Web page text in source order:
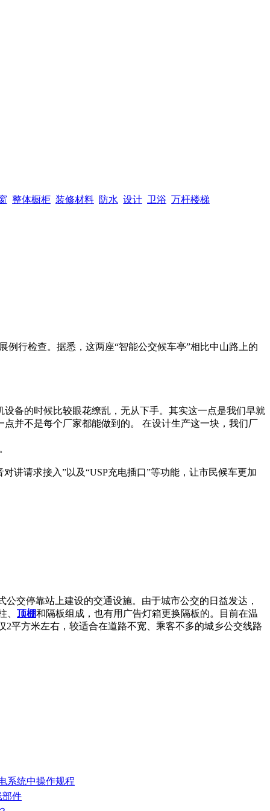
整体橱柜 装修材料 防水 设计 卫浴 万杆楼梯
例行检查。据悉，这两座“智能公交候车亭”相比中山路上的
备的时候比较眼花缭乱，无从下手。其实这一点是我们早就
并不是每个厂家都能做到的。 在设计生产这一块，我们厂
对讲请求接入”以及“USP充电插口”等功能，让市民候车更加
交停靠站上建设的交通设施。由于城市公交的日益发达，
、 顶棚和隔板组成，也有用广告灯箱更换隔板的。目前在温
平方米左右，较适合在道路不宽、乘客不多的城乡公交线路
系统中操作规程
部件